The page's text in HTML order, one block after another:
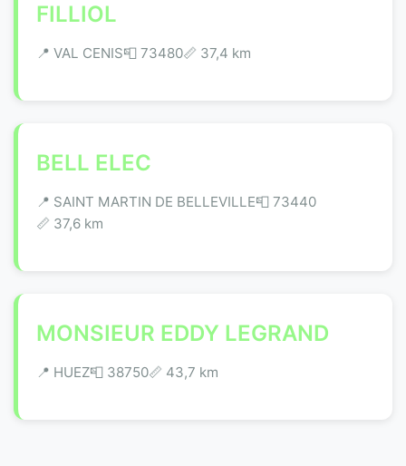
FILLIOL
📍 VAL CENIS📮 73480📏 37,4 km
BELL ELEC
📍 SAINT MARTIN DE BELLEVILLE📮 73440
📏 37,6 km
MONSIEUR EDDY LEGRAND
📍 HUEZ📮 38750📏 43,7 km